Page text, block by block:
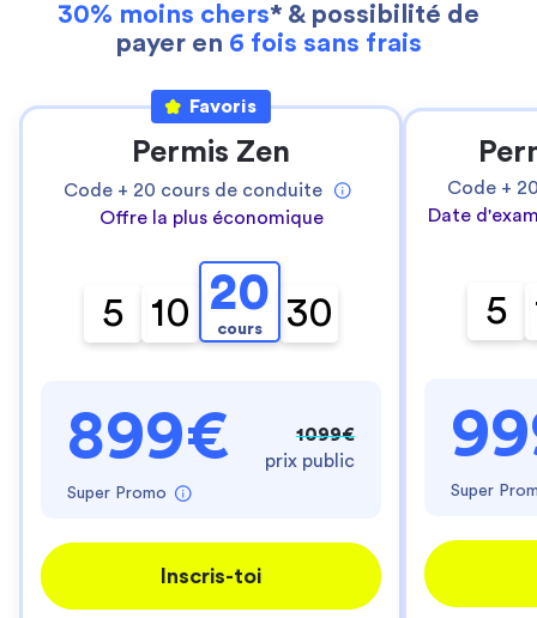
30% moins chers* & possibilité de
payer en 6 fois sans frais
Favoris
Permis Zen
Code + 20 cours de conduite
Offre la plus économique
5 10 20
cours 30
899€
Super Promo
1099€
prix public
Inscris-toi
Code +
Date
5
Super